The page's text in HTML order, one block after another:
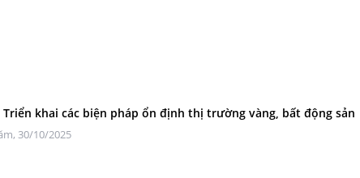
Triển khai các biện pháp ổn định thị trường vàng, bất động sản
30/10/2025